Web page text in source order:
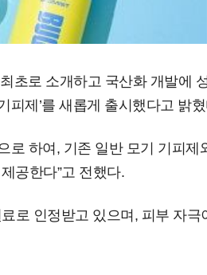
초로 소개하고 국산화 개발에
피제’를 새롭게 출시했다고 밝
로 하여, 기존 일반 모기 기피제
공한다”고 전했다.
로 인정받고 있으며, 피부 자극